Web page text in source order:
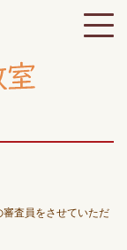
審査員をさせていただ